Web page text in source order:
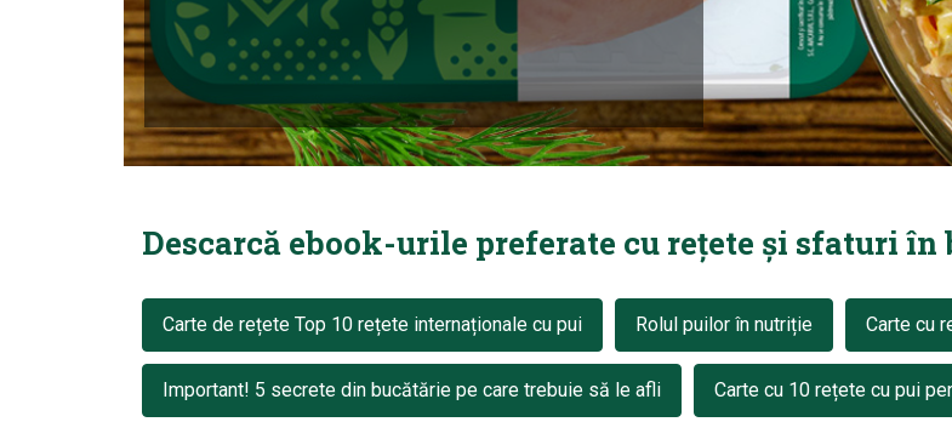
Descarcă ebook-urile preferate cu rețete și sfaturi în
Carte de rețete Top 10 rețete internaționale cu pui Rolul puilor în nutriție Carte cu
Important! 5 secrete din bucătărie pe care trebuie să le afli Carte cu 10 rețete cu pui